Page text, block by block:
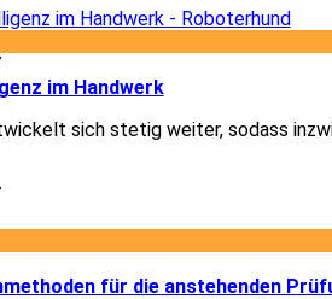
im Handwerk
sich stetig weiter, sodass
für die anstehenden